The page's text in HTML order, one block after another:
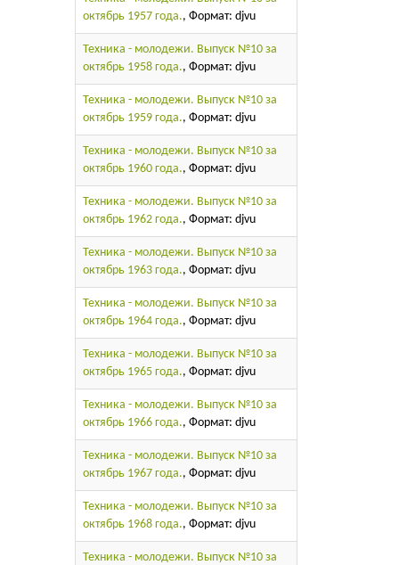
октябрь 1957 года., Формат: djvu
Техника - молодежи. Выпуск №10 за
октябрь 1958 года., Формат: djvu
Техника - молодежи. Выпуск №10 за
октябрь 1959 года., Формат: djvu
Техника - молодежи. Выпуск №10 за
октябрь 1960 года., Формат: djvu
Техника - молодежи. Выпуск №10 за
октябрь 1962 года., Формат: djvu
Техника - молодежи. Выпуск №10 за
октябрь 1963 года., Формат: djvu
Техника - молодежи. Выпуск №10 за
октябрь 1964 года., Формат: djvu
Техника - молодежи. Выпуск №10 за
октябрь 1965 года., Формат: djvu
Техника - молодежи. Выпуск №10 за
октябрь 1966 года., Формат: djvu
Техника - молодежи. Выпуск №10 за
октябрь 1967 года., Формат: djvu
Техника - молодежи. Выпуск №10 за
октябрь 1968 года., Формат: djvu
Техника - молодежи. Выпуск №10 за